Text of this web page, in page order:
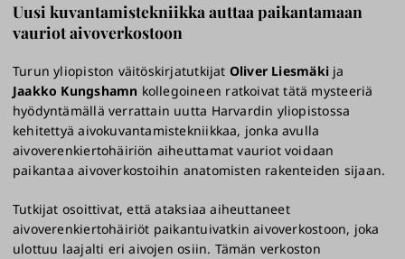
Uusi kuvantamistekniikka auttaa paikantamaan
vauriot aivoverkostoon
Turun yliopiston väitöskirjatutkijat Oliver Liesmäkija
Jaakko Kungshamn kollegoineen ratkoivat tätä mysteeriä
hyödyntämällä verrattain uutta Harvardin yliopistossa
kehitettyä aivokuvantamistekniikkaa, jonka avulla
aivoverenkiertohäiriön aiheuttamat vauriot voidaan
paikantaa aivoverkostoihin anatomisten rakenteiden sijaan.
Tutkijat osoittivat, että ataksiaa aiheuttaneet
aivoverenkiertohäiriöt paikantuivatkin aivoverkostoon, joka
ulottuu laajalti eri aivojen osiin. Tämän verkoston